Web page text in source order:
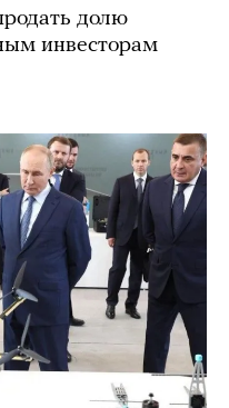
долю
инвесторам